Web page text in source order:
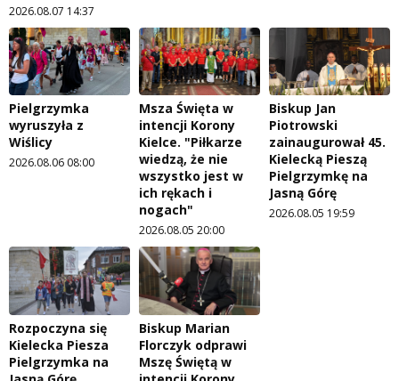
2026.08.07 14:37
Pielgrzymka
wyruszyła z
Wiślicy
2026.08.06 08:00
Msza Święta w
intencji Korony
Kielce. "Piłkarze
wiedzą, że nie
wszystko jest w
ich rękach i
nogach"
2026.08.05 20:00
Biskup Jan
Piotrowski
zainaugurował 45.
Kielecką Pieszą
Pielgrzymkę na
Jasną Górę
2026.08.05 19:59
Rozpoczyna się
Kielecka Piesza
Pielgrzymka na
Biskup Marian
Florczyk odprawi
Mszę Świętą w